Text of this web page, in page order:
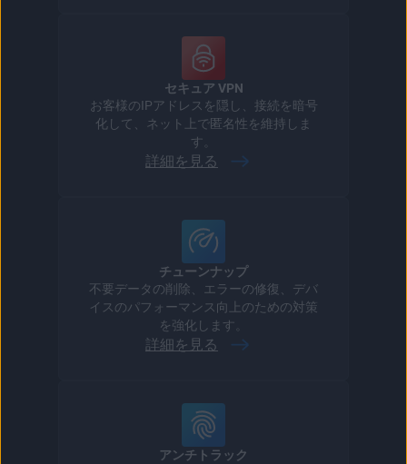
セキュア VPN
お客様のIPアドレスを隠し、接続を暗号
化して、ネット上で匿名性を維持しま
す。
詳細を見る
チューンナップ
不要データの削除、エラーの修復、デバ
イスのパフォーマンス向上のための対策
を強化します。
詳細を見る
アンチトラック